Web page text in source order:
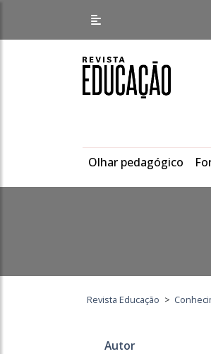
Olhar pedagógico
Revista Educação >
Autor